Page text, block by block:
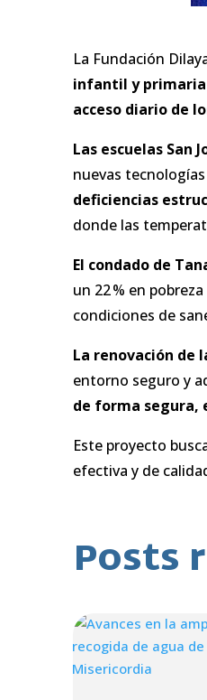
La Fundación
infantil y primaria
acceso diario de
Las escuelas San
nuevas
deficiencias
donde las
El condado de
un 22 % en
condiciones de
La renovación de
entorno seguro y
de forma segura,
Este proyecto
efectiva y de
Posts